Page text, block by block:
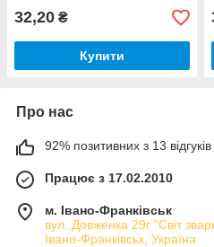
32,20 ₴
Купити
Про нас
92% позитивних з 13 відгуків
Працює з 17.02.2010
м. Івано-Франківськ
вул. Довженка 29г "Світ
Івано-Франківськ, Україна